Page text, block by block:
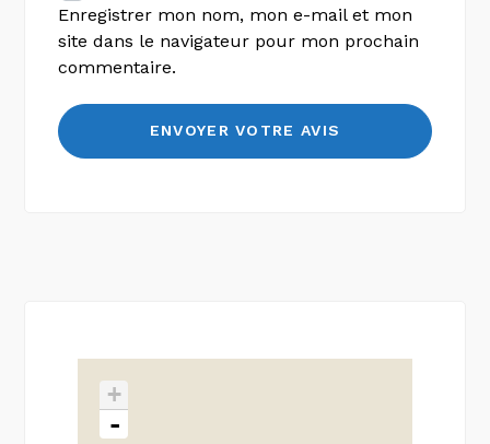
Enregistrer mon nom, mon e-mail et mon
site dans le navigateur pour mon prochain
commentaire.
+
-